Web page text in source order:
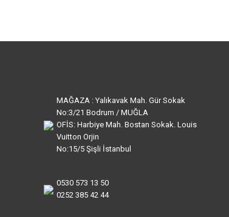
MAĞAZA : Yalıkavak Mah. Gür Sokak
No:3/21 Bodrum / MUĞLA
OFİS: Harbiye Mah. Bostan Sokak. Louis
Vuitton Orjin
No:15/5 Şişli İstanbul
0530 573 13 50
0252 385 42 44